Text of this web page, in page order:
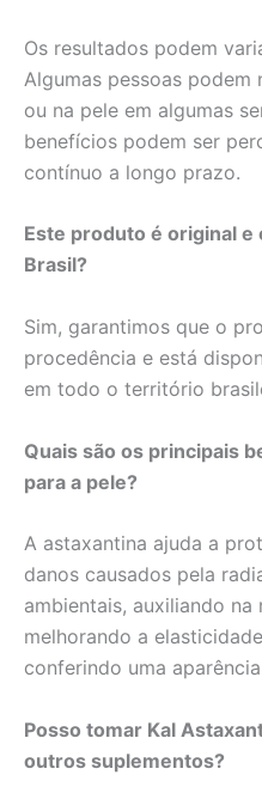
Os resultados podem
Algumas pessoas podem
ou na pele em algumas
benefícios podem ser
contínuo a longo prazo.
Este produto é original
Brasil?
Sim, garantimos que o
procedência e está
em todo o território
Quais são os principais
para a pele?
A astaxantina ajuda a
danos causados pela
ambientais, auxiliando na
melhorando a
conferindo uma
Posso tomar Kal
outros suplementos?